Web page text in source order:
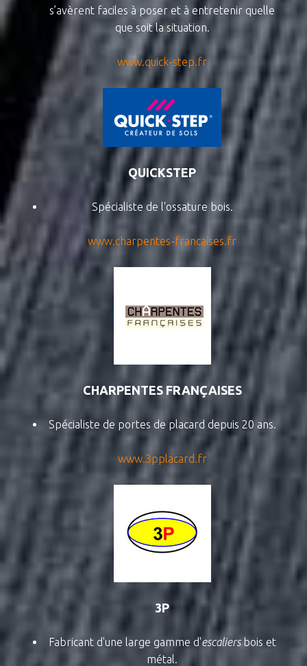
s’avèrent faciles à poser et à entretenir quelle
que soit la situation.
www.quick-step.fr
QUICKSTEP
Spécialiste de l'ossature bois.
www.charpentes-francaises.fr
CHARPENTES FRANÇAISES
Spécialiste de portes de placard depuis 20 ans.
www.3pplacard.fr
3P
Fabricant d'une large gamme d'escaliersbois et
métal.